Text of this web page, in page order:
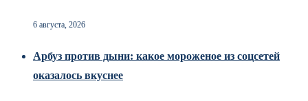
6 августа, 2026
Арбуз против дыни: какое мороженое из соцсетей
оказалось вкуснее